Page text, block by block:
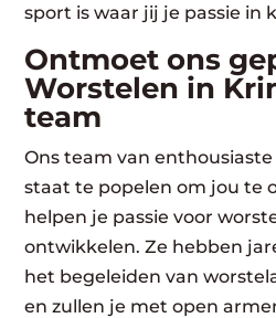
sport is waar jij je passie in
Ontmoet ons
Worstelen in
team
Ons team van
staat te popelen om jou te
helpen je passie voor
ontwikkelen. Ze hebben
het begeleiden van
en zullen je met open